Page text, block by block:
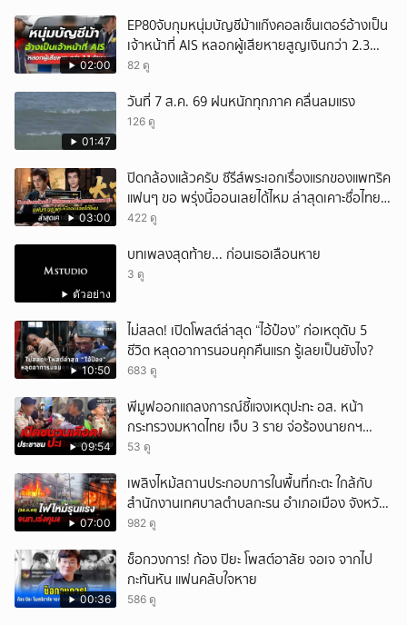
02:00
EP80จับกุมหนุ่มบัญชีม้าแก๊งคอลเซ็นเตอร์อ้างเป็น
เจ้าหน้าที่ AIS หลอกผู้เสียหายสูญเงินกว่า 2.3
ล้านบาท
82 ดู
01:47
วันที่ 7 ส.ค. 69 ฝนหนักทุกภาค คลื่นลมแรง
126 ดู
03:00
ปิดกล้องแล้วครับ ซีรีส์พระเอกเรื่องแรกของแพทริค
แฟนๆ ขอ พรุ่งนี้ออนเลยได้ไหม ล่าสุดเคาะชื่อไทย
แล้ว
422 ดู
ตัวอย่าง
บทเพลงสุดท้าย... ก่อนเธอเลือนหาย
3 ดู
10:50
ไม่สลด! เปิดโพสต์ล่าสุด “ไอ้ป๋อง” ก่อเหตุดับ 5
ชีวิต หลุดอาการนอนคุกคืนแรก รู้เลยเป็นยังไง?
683 ดู
09:54
พีมูฟออกแถลงการณ์ชี้แจงเหตุปะทะ อส. หน้า
กระทรวงมหาดไทย เจ็บ 3 ราย จ่อร้องนายกฯ
ตรวจสอบ
53 ดู
07:00
เพลิงไหม้สถานประกอบการในพื้นที่กะตะ ใกล้กับ
สำนักงานเทศบาลตำบลกะรน อำเภอเมือง จังหวัด
ภูเก็ต
982 ดู
00:36
ช็อกวงการ! ก้อง ปิยะ โพสต์อาลัย จอเจ จากไป
กะทันหัน แฟนคลับใจหาย
586 ดู